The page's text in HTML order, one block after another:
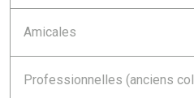
Amicales
Professionnelles (anciens